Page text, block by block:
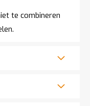
te combineren